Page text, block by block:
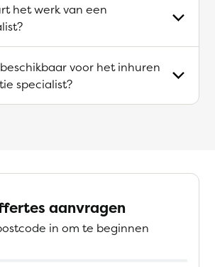
het werk van een
voor het inhuren
specialist?
aanvragen
in om te beginnen